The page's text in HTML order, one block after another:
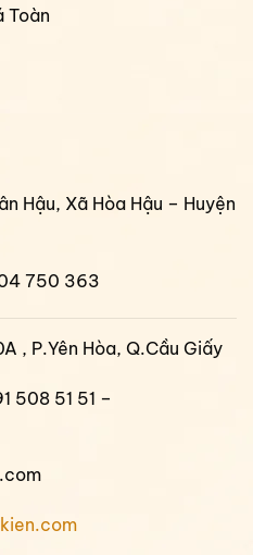
Toàn
Hậu, Xã Hòa Hậu – Huyện
750 363
, P.Yên Hòa, Q.Cầu Giấy
508 51 51 –